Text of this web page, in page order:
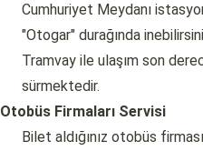
Cumhuriyet Meydanı
"Otogar" durağında
Tramvay ile ulaşım son
sürmektedir.
Otobüs Firmaları Servisi
Bilet aldığınız otobüs